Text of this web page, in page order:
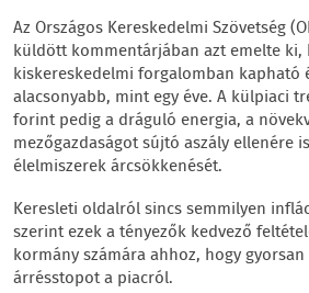
Az Országos Kereskedelmi Szövetség
küldött kommentárjában azt emelte ki,
kiskereskedelmi forgalomban kapható
alacsonyabb, mint egy éve. A külpiaci
forint pedig a dráguló energia, a
mezőgazdaságot sújtó aszály ellenére
élelmiszerek árcsökkenését.
Keresleti oldalról sincs semmilyen
szerint ezek a tényezők kedvező
kormány számára ahhoz, hogy gyorsan
árrésstopot a piacról.